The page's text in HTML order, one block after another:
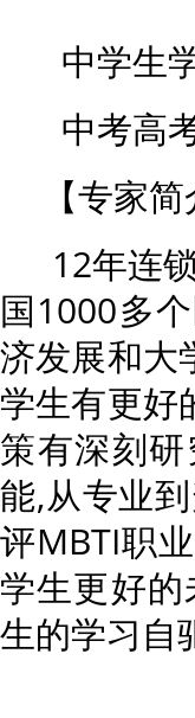
中学生
中考高
【专家简
12年连
国1000多
济发展和大
学生有更好
策有深刻
能,从专业
评MBTI职
学生更好
生的学习自